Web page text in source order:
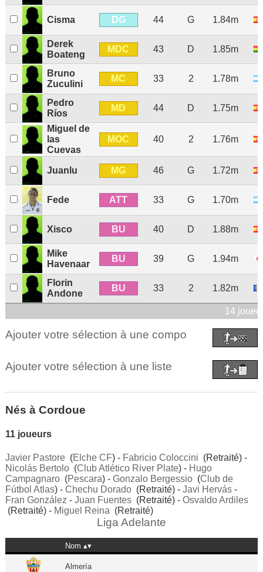
Cisma DG 44 G 1.84m
Derek
Boateng
MDC 43 D 1.85m
Bruno
Zuculini
MC 33 2 1.78m
Pedro
Ríos
MD 44 D 1.75m
Miguel de
las
Cuevas
MOC 40 2 1.76m
Juanlu MG 46 G 1.72m
Fede ATT 33 G 1.70m
Xisco BU 40 D 1.88m
Mike
Havenaar
BU 39 G 1.94m
Florin
Andone
BU 33 2 1.82m
14
Ajouter votre sélection à une compo
Ajouter votre sélection à une liste
Nés à Cordoue
11 joueurs
Javier Pastore(Elche CF) - Fabricio Coloccini (Retraité) -
Nicolás Bertolo(Club Atlético River Plate) - Hugo
Campagnaro(Pescara) - Gonzalo Bergessio(Club de
Fútbol Atlas) - Chechu Dorado(Retraité) - Javi Hervás-
Fran González - Juan Fuentes(Retraité) - Osvaldo Ardiles
(Retraité) - Miguel Reina (Retraité)
Liga Adelante
Nom
Almería